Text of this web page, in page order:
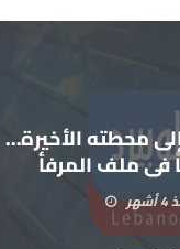
محطته الأخيرة…